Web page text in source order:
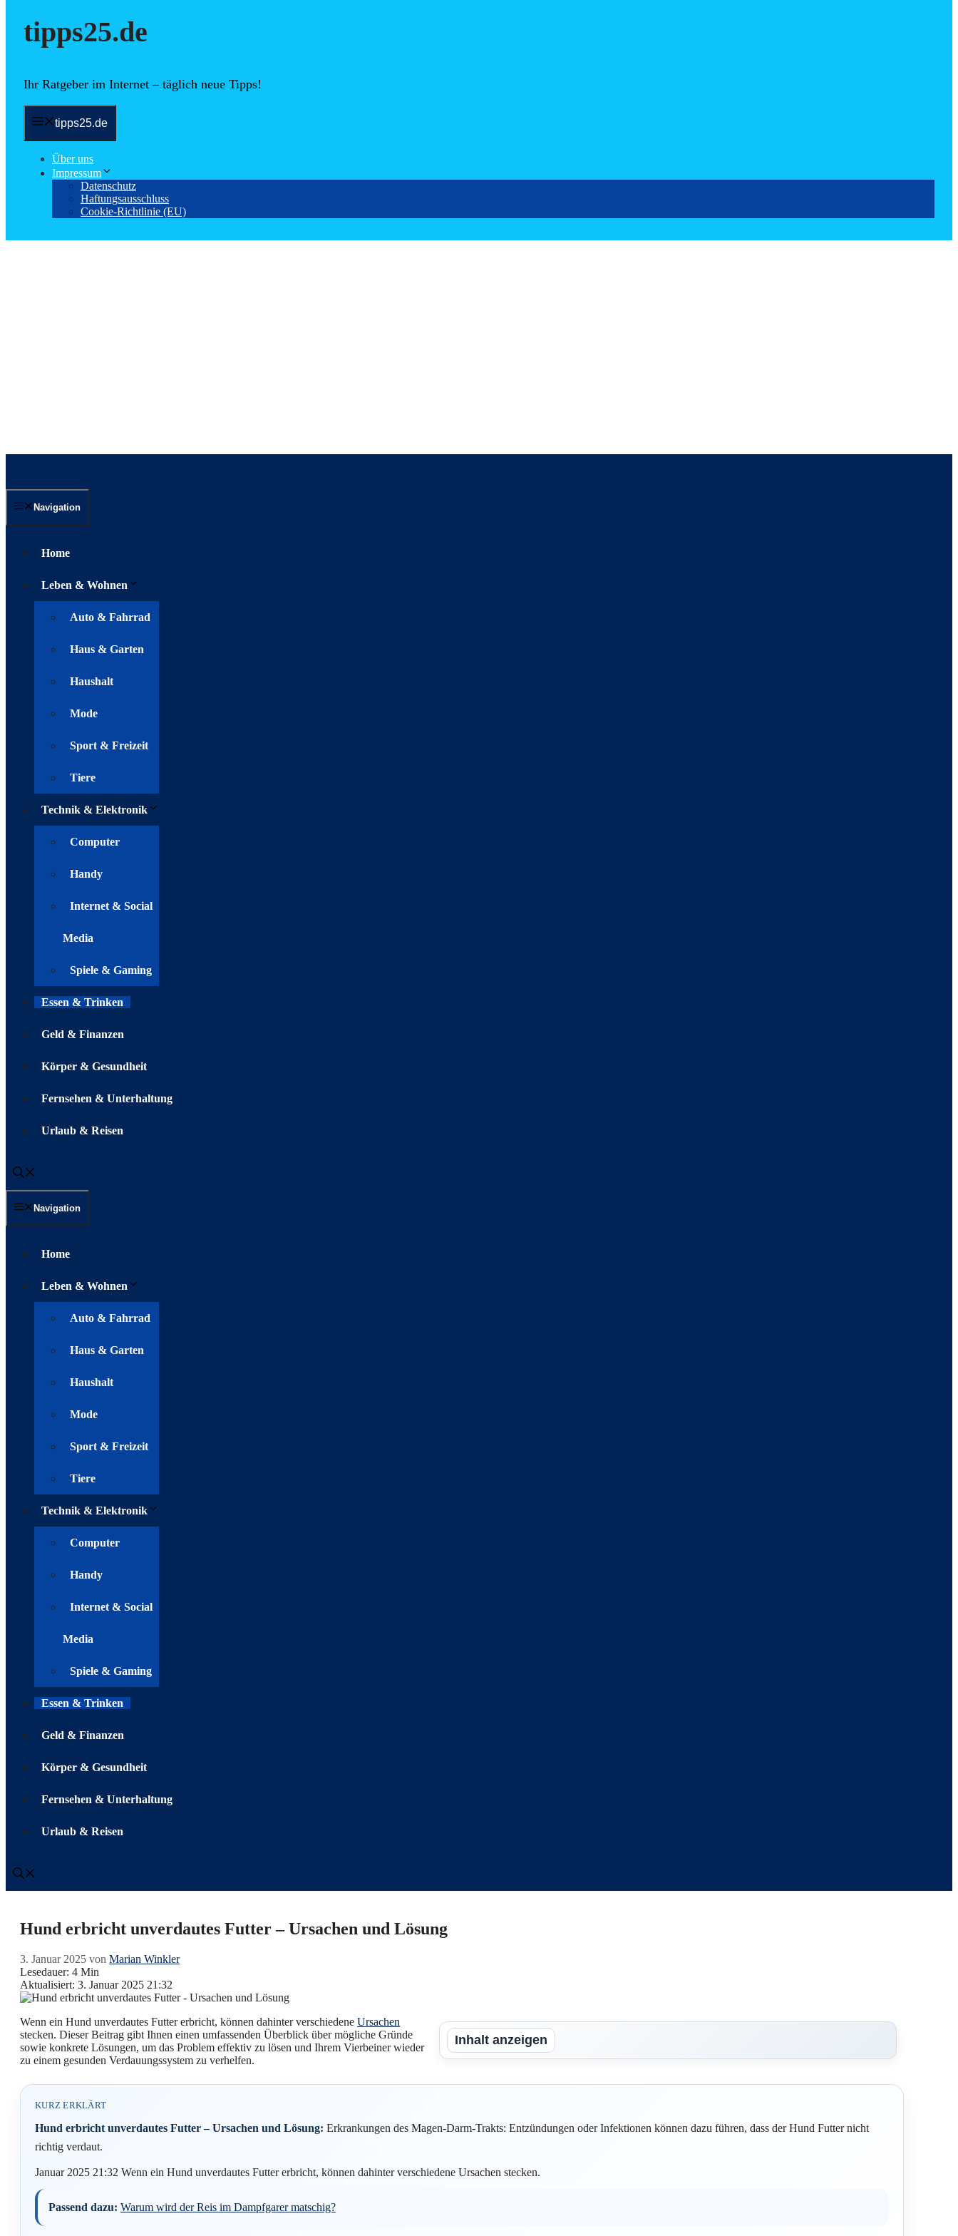
tipps25.de
Ihr Ratgeber im Internet – täglich neue Tipps!
tipps25.de
Über uns
Impressum
Datenschutz
Haftungsausschluss
Cookie-Richtlinie (EU)
Navigation
Home
Leben & Wohnen
Auto & Fahrrad
Haus & Garten
Haushalt
Mode
Sport & Freizeit
Tiere
Technik & Elektronik
Computer
Handy
Internet & Social
Media
Spiele & Gaming
Essen & Trinken
Geld & Finanzen
Körper & Gesundheit
Fernsehen & Unterhaltung
Urlaub & Reisen
Navigation
Home
Leben & Wohnen
Auto & Fahrrad
Haus & Garten
Haushalt
Mode
Sport & Freizeit
Tiere
Technik & Elektronik
Computer
Handy
Internet & Social
Media
Spiele & Gaming
Essen & Trinken
Geld & Finanzen
Körper & Gesundheit
Fernsehen & Unterhaltung
Urlaub & Reisen
Hund erbricht unverdautes Futter – Ursachen und Lösung
3. Januar 2025 von Marian Winkler
Lesedauer: 4 Min
Aktualisiert: 3. Januar 2025 21:32
Inhalt anzeigen
Wenn ein Hund unverdautes Futter erbricht, können dahinter verschiedene Ursachen
stecken. Dieser Beitrag gibt Ihnen einen umfassenden Überblick über mögliche Gründe
sowie konkrete Lösungen, um das Problem effektiv zu lösen und Ihrem Vierbeiner wieder
zu einem gesunden Verdauungssystem zu verhelfen.
KURZ ERKLÄRT
Hund erbricht unverdautes Futter – Ursachen und Lösung: Erkrankungen des Magen-Darm-Trakts: Entzündungen oder Infektionen können dazu führen, dass der Hund Futter nicht
richtig verdaut.
Januar 2025 21:32 Wenn ein Hund unverdautes Futter erbricht, können dahinter verschiedene Ursachen stecken.
Passend dazu: Warum wird der Reis im Dampfgarer matschig?